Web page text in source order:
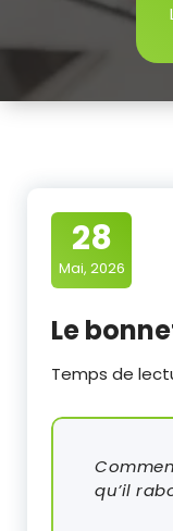
28
Mai, 2026
Le
Temps de
qu’il